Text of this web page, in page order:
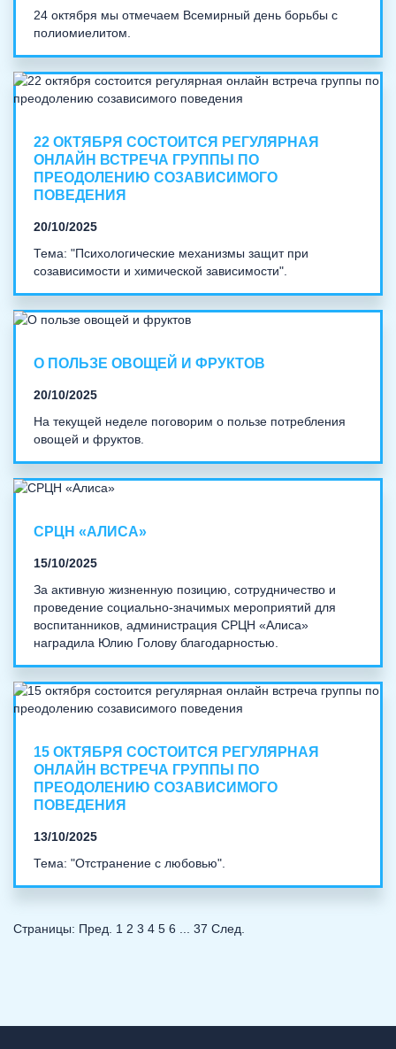
24 октября мы отмечаем Всемирный день борьбы с
полиомиелитом.
22 ОКТЯБРЯ СОСТОИТСЯ РЕГУЛЯРНАЯ
ОНЛАЙН ВСТРЕЧА ГРУППЫ ПО
ПРЕОДОЛЕНИЮ СОЗАВИСИМОГО
ПОВЕДЕНИЯ
20/10/2025
Тема: "Психологические механизмы защит при
созависимости и химической зависимости".
О ПОЛЬЗЕ ОВОЩЕЙ И ФРУКТОВ
20/10/2025
На текущей неделе поговорим о пользе потребления
овощей и фруктов.
СРЦН «АЛИСА»
15/10/2025
За активную жизненную позицию, сотрудничество и
проведение социально-значимых мероприятий для
воспитанников, администрация СРЦН «Алиса»
наградила Юлию Голову благодарностью.
15 ОКТЯБРЯ СОСТОИТСЯ РЕГУЛЯРНАЯ
ОНЛАЙН ВСТРЕЧА ГРУППЫ ПО
ПРЕОДОЛЕНИЮ СОЗАВИСИМОГО
ПОВЕДЕНИЯ
13/10/2025
Тема: "Отстранение с любовью".
Страницы: Пред. 1 2 3 4 5 6 ... 37 След.